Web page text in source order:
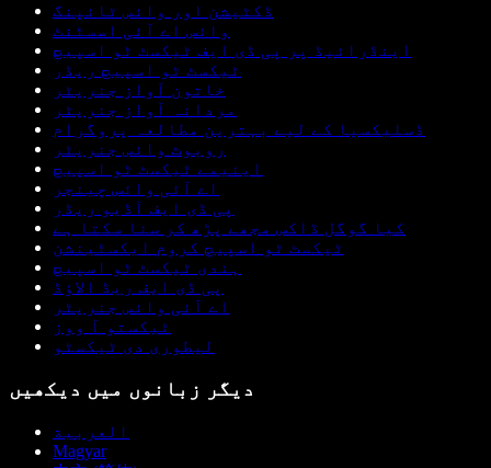
ڈکٹیشن اور وائس ٹائپنگ
وائس اے آئی اسسٹنٹ
اینڈرائیڈ پر پی ڈی ایف ٹیکسٹ ٹو اسپیچ
ٹیکسٹ ٹو اسپیچ ریڈر
خاتون آواز جنریٹر
مردانہ آواز جنریٹر
ڈسلیکسیا کے لیے بہترین مطالعہ پروگرام
روبوٹ وائس جنریٹر
اینیمے ٹیکسٹ ٹو اسپیچ
اے آئی وائس چینجر
پی ڈی ایف آڈیو ریڈر
کیا گوگل ڈاکس مجھے پڑھ کر سنا سکتا ہے
ٹیکسٹ ٹو اسپیچ کروم ایکسٹینشن
ہندی ٹیکسٹ ٹو اسپیچ
پی ڈی ایف ریڈ الاؤڈ
اے آئی وائس جنریٹر
ٹیکستو آ ووز
لیطوری دی ٹیکسٹو
دیگر زبانوں میں دیکھیں
العربية
Magyar